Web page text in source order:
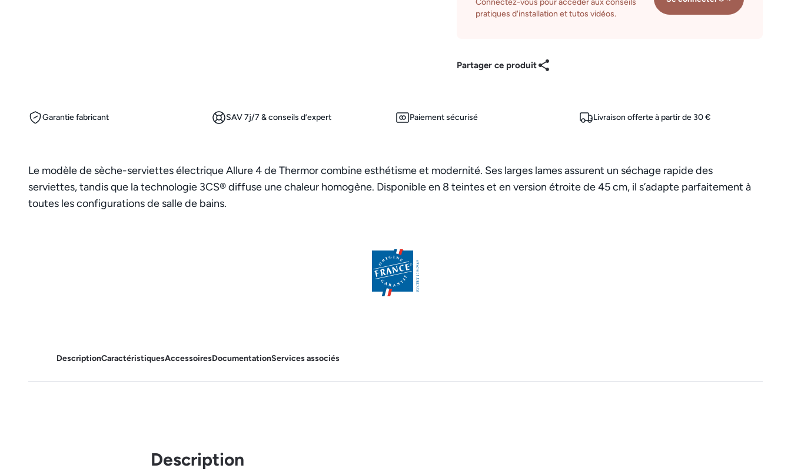
Connectez-vous pour accéder aux conseils
pratiques d'installation et tutos vidéos.
Partager ce produit
Garantie fabricant SAV 7j/7 & conseils d’expert Paiement sécurisé Livraison offerte à partir de 30 €
Le modèle de sèche-serviettes électrique Allure 4 de Thermor combine esthétisme et modernité. Ses larges lames assurent un séchage rapide des
serviettes, tandis que la technologie 3CS® diffuse une chaleur homogène. Disponible en 8 teintes et en version étroite de 45 cm, il s’adapte parfaitement à
toutes les configurations de salle de bains.
DescriptionCaractéristiquesAccessoiresDocumentationServices associés
Description